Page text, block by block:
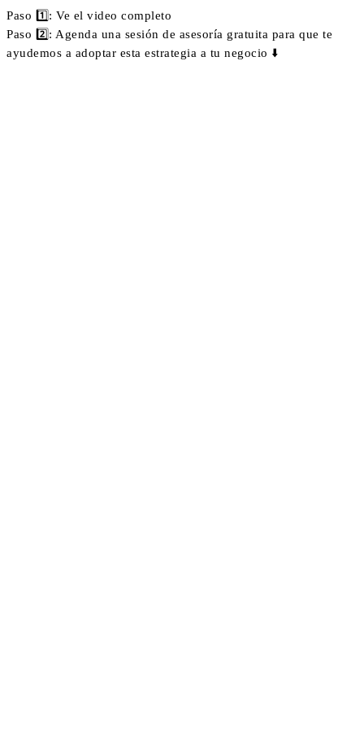
Paso 1️⃣: Ve el video completo
Paso 2️⃣: Agenda una sesión de asesoría gratuita para que te
ayudemos a adoptar esta estrategia a tu negocio ⬇️